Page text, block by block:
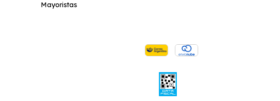
Mayoristas